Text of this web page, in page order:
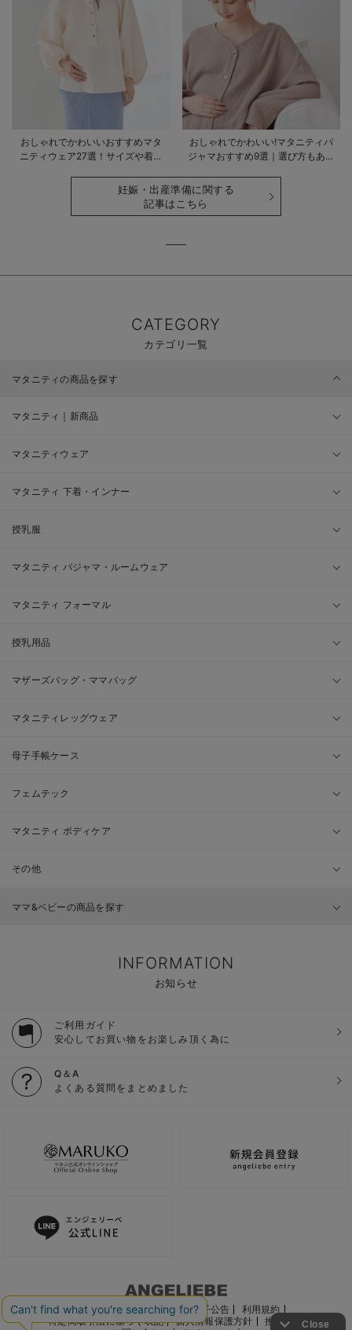
おしゃれでかわいいおすすめマタ
ニティウェア27選！サイズや着る
おしゃれでかわいい!マタニティパ
ジャマおすすめ9選｜選び方もあわ
妊娠・出産準備に関する
記事はこちら
CATEGORY
カテゴリ一覧
マタニティの商品を探す
マタニティ｜新商品
マタニティウェア
マタニティ 下着・インナー
授乳服
マタニティ パジャマ・ルームウェア
マタニティ フォーマル
授乳用品
マザーズバッグ・ママバッグ
マタニティレッグウェア
母子手帳ケース
フェムテック
マタニティ ボディケア
その他
ママ&ベビーの商品を探す
INFORMATION
お知らせ
ご利用ガイド
安心してお買い物をお楽しみ頂く為に
Q＆A
よくある質問をまとめました
ご利用ガイド 会社概要 電子公告
利用規約
特定商取引法に基づく表記
個人情報保護方針
推奨環境